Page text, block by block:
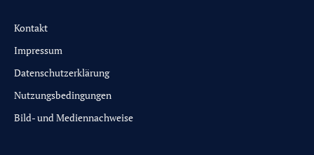
Kontakt
Impressum
Datenschutzerklärung
Nutzungsbedingungen
Bild- und Mediennachweise